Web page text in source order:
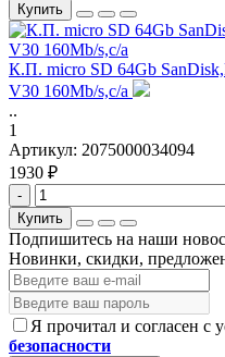
Купить
К.П. micro SD 64Gb
V30 160Mb/s,с/а
..
1
Артикул: 2075000034094
1930 ₽
-
Купить
Подпишитесь на наши
Новинки, скидки,
Я прочитал и согласен с
безопасности